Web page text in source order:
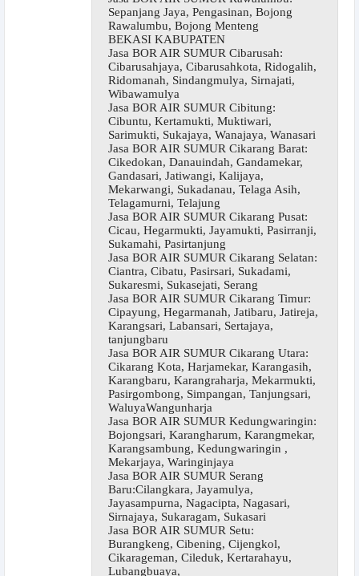
Sepanjang Jaya, Pengasinan, Bojong
Rawalumbu, Bojong Menteng
BEKASI KABUPATEN
Jasa BOR AIR SUMUR Cibarusah:
Cibarusahjaya, Cibarusahkota, Ridogalih,
Ridomanah, Sindangmulya, Sirnajati,
Wibawamulya
Jasa BOR AIR SUMUR Cibitung:
Cibuntu, Kertamukti, Muktiwari,
Sarimukti, Sukajaya, Wanajaya, Wanasari
Jasa BOR AIR SUMUR Cikarang Barat:
Cikedokan, Danauindah, Gandamekar,
Gandasari, Jatiwangi, Kalijaya,
Mekarwangi, Sukadanau, Telaga Asih,
Telagamurni, Telajung
Jasa BOR AIR SUMUR Cikarang Pusat:
Cicau, Hegarmukti, Jayamukti, Pasirranji,
Sukamahi, Pasirtanjung
Jasa BOR AIR SUMUR Cikarang Selatan:
Ciantra, Cibatu, Pasirsari, Sukadami,
Sukaresmi, Sukasejati, Serang
Jasa BOR AIR SUMUR Cikarang Timur:
Cipayung, Hegarmanah, Jatibaru, Jatireja,
Karangsari, Labansari, Sertajaya,
tanjungbaru
Jasa BOR AIR SUMUR Cikarang Utara:
Cikarang Kota, Harjamekar, Karangasih,
Karangbaru, Karangraharja, Mekarmukti,
Pasirgombong, Simpangan, Tanjungsari,
WaluyaWangunharja
Jasa BOR AIR SUMUR Kedungwaringin:
Bojongsari, Karangharum, Karangmekar,
Karangsambung, Kedungwaringin ,
Mekarjaya, Waringinjaya
Jasa BOR AIR SUMUR Serang
Baru:Cilangkara, Jayamulya,
Jayasampurna, Nagacipta, Nagasari,
Sirnajaya, Sukaragam, Sukasari
Jasa BOR AIR SUMUR Setu:
Burangkeng, Cibening, Cijengkol,
Cikarageman, Cileduk, Kertarahayu,
Lubangbuaya,